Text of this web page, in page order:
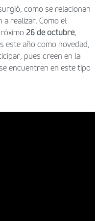
como se relacionan
a realizar. Como el
26 de octubre,
este año como novedad,
pues creen en la
encuentren en este tipo